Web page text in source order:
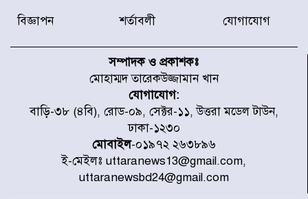
করেছে র‌্যাব-১
চূড়ান্ত পর্যায়ে : ইরান
প্রত্যেক অপরাধীর বিচার এ দেশেই
হবে, সে যত শক্তিশালীই হোক না কেন,
চট্টগ্রামে জুলাই গণঅভ্যুত্থান দিবসে
প্রতিমন্ত্রী মীর হেলাল
আগামী ৫ দিন বৃষ্টির আভাস
বিজ্ঞাপন শর্তাবলী যোগাযোগ
সম্পাদক ও প্রকাশকঃ
মোহাম্মদ তারেকউজ্জামান খান
যোগাযোগ:
বাড়ি-৩৮ (৪বি), রোড-০৯, সেক্টর-১১, উত্তরা মডেল টাউন,
ঢাকা-১২৩০
মোবাইল-০১৯৭২ ২৬৩৮৯৬
ই-মেইলঃ uttaranews13@gmail.com,
uttaranewsbd24@gmail.com